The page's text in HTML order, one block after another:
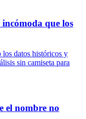
que los
los datos históricos y
sin camiseta para
el nombre no